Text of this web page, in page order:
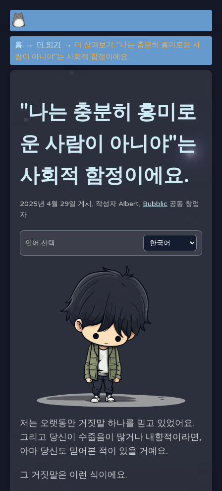
홈 더 읽기
더 살펴보기: "나는 충분히 흥미로운 사
람이 아니야"는 사회적 함정이에요.
"나는 충분히 흥미로
운 사람이 아니야"는
사회적 함정이에요.
2025년 4월 29일 게시, 작성자 Albert, Bubblic 공동 창업
자
언어 선택
저는 오랫동안 거짓말 하나를 믿고 있었어요.
그리고 당신이 수줍음이 많거나 내향적이라면,
아마 당신도 믿어본 적이 있을 거예요.
그 거짓말은 이런 식이에요.